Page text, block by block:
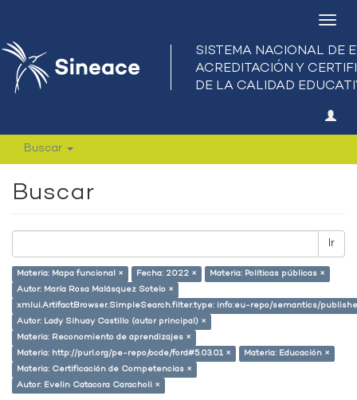
Buscar
Buscar
Ir
Materia: Mapa funcional × Fecha: 2022 ×
Materia: Políticas públicas ×
Autor: María Rosa Malásquez Sotelo ×
xmlui.ArtifactBrowser.SimpleSearch.filter.type: info:eu-repo/semantics/
Autor: Lady Sihuay Castillo (autor principal) ×
Materia: Reconomiento de aprendizajes ×
Materia: http://purl.org/pe-repo/ocde/ford#5.03.01 ×
Materia: Educación ×
Materia: Certificación de Competencias ×
Autor: Evelin Catacora Caracholi ×